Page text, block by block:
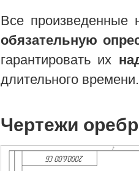
Все произведенные
обязательную
гарантировать их
длительного времени.
Чертежи